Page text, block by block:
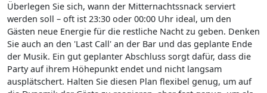
Überlegen Sie sich, wann der Mitternachtssnack serviert
werden soll – oft ist 23:30 oder 00:00 Uhr ideal, um den
Gästen neue Energie für die restliche Nacht zu geben. Denken
Sie auch an den 'Last Call' an der Bar und das geplante Ende
der Musik. Ein gut geplanter Abschluss sorgt dafür, dass die
Party auf ihrem Höhepunkt endet und nicht langsam
ausplätschert. Halten Sie diesen Plan flexibel genug, um auf